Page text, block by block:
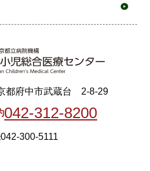
都府中市武蔵台 2-8-29
042-312-8200
042-300-5111